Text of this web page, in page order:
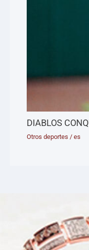
DIABLOS
Otros deportes /es